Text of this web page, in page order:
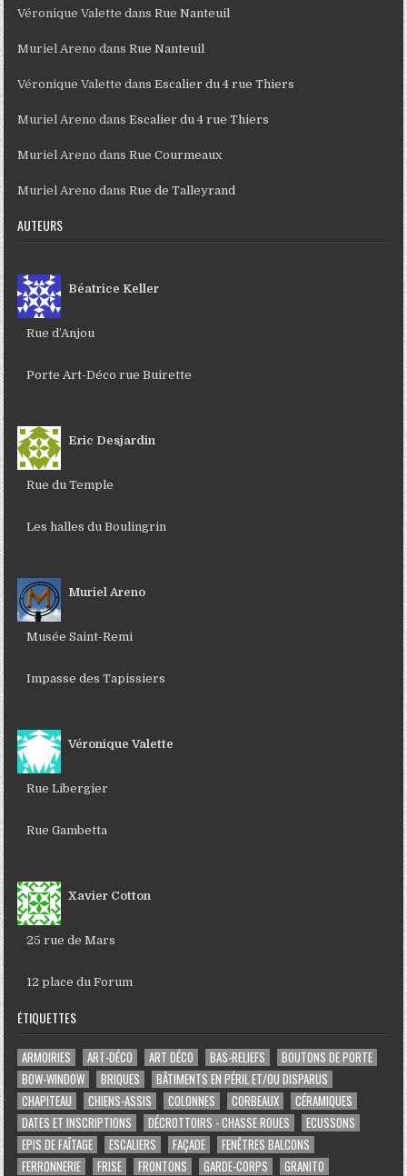
Véronique Valette dansRue Nanteuil
Muriel Areno dansRue Nanteuil
Véronique Valette dansEscalier du 4 rue Thiers
Muriel Areno dansEscalier du 4 rue Thiers
Muriel Areno dansRue Courmeaux
Muriel Areno dansRue de Talleyrand
AUTEURS
Béatrice Keller
Rue d’Anjou
Porte Art-Déco rue Buirette
Eric Desjardin
Rue du Temple
Les halles du Boulingrin
Muriel Areno
Musée Saint-Remi
Impasse des Tapissiers
Véronique Valette
Rue Libergier
Rue Gambetta
Xavier Cotton
25 rue de Mars
12 place du Forum
ÉTIQUETTES
ARMOIRIES ART-DÉCO ART DÉCO BAS-RELIEFS
BOUTONS DE PORTE
BOW-WINDOW
BRIQUES
BÂTIMENTS EN PÉRIL ET/OU DISPARUS
CHAPITEAU
CHIENS-ASSIS COLONNES CORBEAUX
CÉRAMIQUES
DATES ET INSCRIPTIONS
DÉCROTTOIRS - CHASSE ROUES
ECUSSONS
EPIS DE FAÎTAGE
ESCALIERS FAÇADE
FENÊTRES BALCONS
FERRONNERIE
FRISE FRONTONS GARDE-CORPS GRANITO